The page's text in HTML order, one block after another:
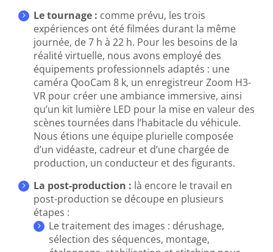
Le tournage : comme prévu, les trois
expériences ont été filmées durant la même
journée, de 7 h à 22 h. Pour les besoins de la
réalité virtuelle, nous avons employé des
équipements professionnels adaptés : une
caméra QooCam 8 k, un enregistreur Zoom H3-
VR pour créer une ambiance immersive, ainsi
qu’un kit lumière LED pour la mise en valeur des
scènes tournées dans l’habitacle du véhicule.
Nous étions une équipe plurielle composée
d’un vidéaste, cadreur et d’une chargée de
production, un conducteur et des figurants.
La post-production : là encore le travail en
post-production se découpe en plusieurs
étapes :
Le traitement des images : dérushage,
sélection des séquences, montage,